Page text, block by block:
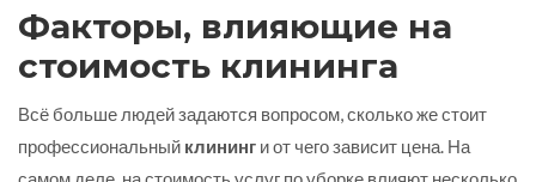
Факторы, влияющие на
стоимость клининга
Всё больше людей задаются вопросом, сколько же стоит
профессиональный клининг и от чего зависит цена. На